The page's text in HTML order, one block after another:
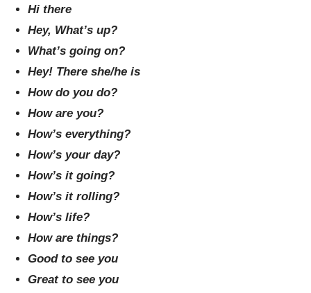
Hi there
Hey, What’s up?
What’s going on?
Hey! There she/he is
How do you do?
How are you?
How’s everything?
How’s your day?
How’s it going?
How’s it rolling?
How’s life?
How are things?
Good to see you
Great to see you